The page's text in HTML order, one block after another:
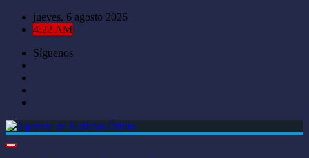
Saltar
jueves, 6 agosto 2026
4:22 AM
Síguenos